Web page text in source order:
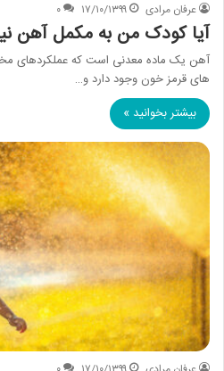
عرفان مرادی ۱۷/۱۰/۱۳۹۹ ۰
آیا کودک من به مکمل آهن
آهن یک ماده معدنی است که عملکردهای
های قرمز خون وجود دارد و…
بیشتر بخوانید »